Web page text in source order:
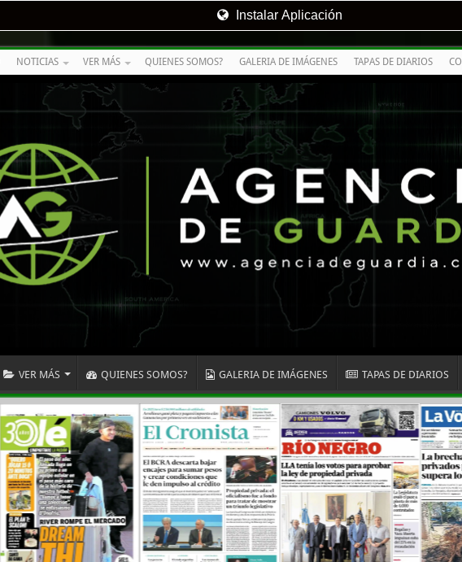
Instalar Aplicación
NOTICIAS VER MÁS QUIENES SOMOS? GALERIA DE IMÁGENES TAPAS DE DIARIOS
VER MÁS QUIENES SOMOS? GALERIA DE IMÁGENES TAPAS DE DIARIOS